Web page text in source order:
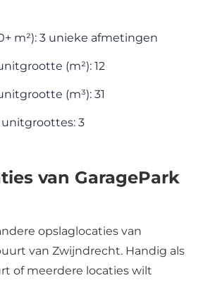
m²): 3 unieke afmetingen
(m²): 12
(m³): 31
3
van GaragePark
opslaglocaties van
van Zwijndrecht. Handig als
of meerdere locaties wilt